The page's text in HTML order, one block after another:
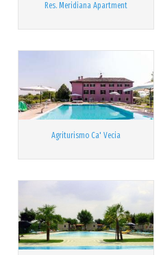
Res. Meridiana Apartment
Agriturismo Ca' Vecia